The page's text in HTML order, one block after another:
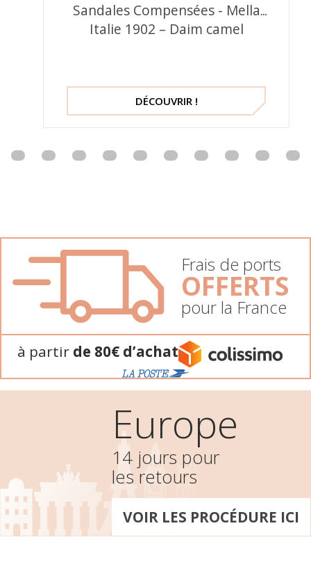
Sandales Compensées - Mella
Italie 1902 – Daim camel
DÉCOUVRIR !
Frais de ports
OFFERTS
pour la France
à partir de 80€ d’achat
Europe
14 jours pour
les retours
VOIR LES PROCÉDURE ICI